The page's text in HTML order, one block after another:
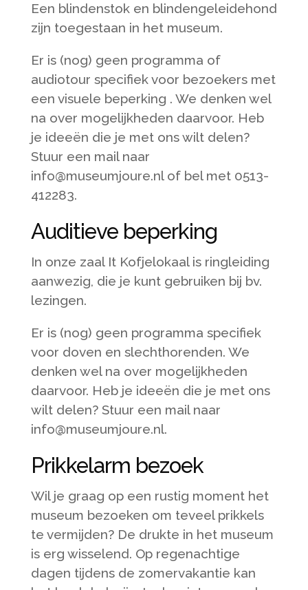
Een blindenstok en blindengeleidehond
zijn toegestaan in het museum.
Er is (nog) geen programma of
audiotour specifiek voor bezoekers met
een visuele beperking . We denken wel
na over mogelijkheden daarvoor. Heb
je ideeën die je met ons wilt delen?
Stuur een mail naar
info@museumjoure.nl of bel met 0513-
412283.
Auditieve beperking
In onze zaal It Kofjelokaal is ringleiding
aanwezig, die je kunt gebruiken bij bv.
lezingen.
Er is (nog) geen programma specifiek
voor doven en slechthorenden. We
denken wel na over mogelijkheden
daarvoor. Heb je ideeën die je met ons
wilt delen? Stuur een mail naar
info@museumjoure.nl.
Prikkelarm bezoek
Wil je graag op een rustig moment het
museum bezoeken om teveel prikkels
te vermijden? De drukte in het museum
is erg wisselend. Op regenachtige
dagen tijdens de zomervakantie kan